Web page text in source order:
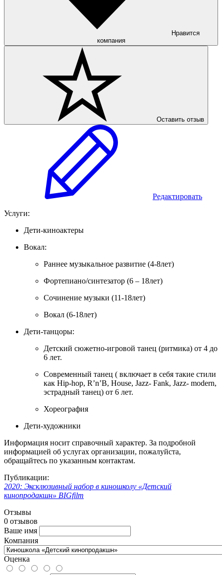
Нравится
компания
Оставить отзыв
Редактировать
Услуги:
Дети-киноактеры
Вокал:
Раннее музыкальное развитие (4-8лет)
Фортепиано/синтезатор (6 – 18лет)
Сочинение музыки (11-18лет)
Вокал (6-18лет)
Дети-танцоры:
Детский сюжетно-игровой танец (ритмика) от 4 до
6 лет.
Современный танец ( включает в себя такие стили
как Hip-hop, R’n’B, House, Jazz- Fank, Jazz- modern,
эстрадный танец) от 6 лет.
Хореография
Дети-художники
Информация носит справочный характер. За подробной
информацией об услугах организации, пожалуйста,
обращайтесь по указанным контактам.
Публикации:
2020: Эксклюзивный набор в киношколу «Детский
кинопродакшн» BIGfilm
Отзывы
0 отзывов
Ваше имя
Компания
Оценка